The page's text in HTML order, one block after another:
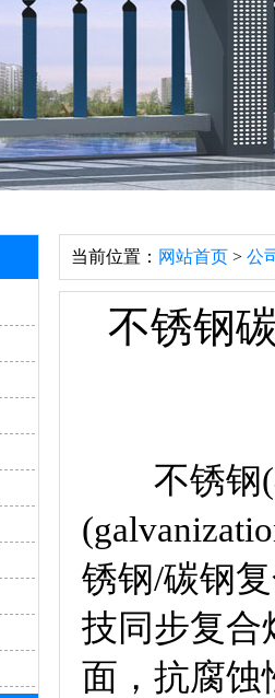
当前位置： 网站首页 > 公
不锈钢
不锈钢(
锈钢/碳钢
技同步复合
面，抗腐蚀